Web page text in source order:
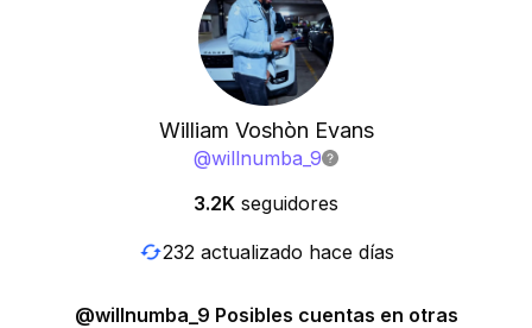
William Voshòn Evans
@willnumba_9
3.2K seguidores
232 actualizado hace días
@willnumba_9 Posibles cuentas en otras